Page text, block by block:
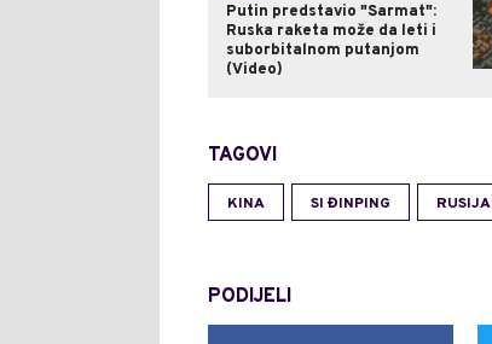
Putin predstavio "Sarmat":
Ruska raketa može da leti i
suborbitalnom putanjom
(Video)
TAGOVI
KINA SI ĐINPING RUSIJA
PODIJELI